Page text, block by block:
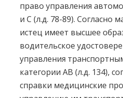
право управления
и С (л.д. 78-89). Согласно
истец имеет высшее
водительское
управления
категории АВ (л.д. 134),
справки медицинские